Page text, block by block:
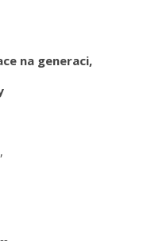
na generaci,